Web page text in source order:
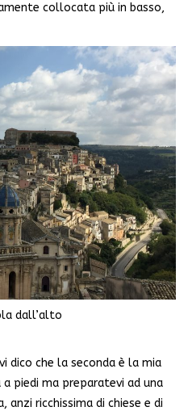
collocata più in basso,
dall’alto
dico che la seconda è la mia
piedi ma preparatevi ad una
anzi ricchissima di chiese e di